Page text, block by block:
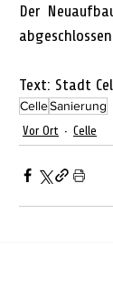
Der
Text: Stadt
CelleSanierung
Vor Ort Celle